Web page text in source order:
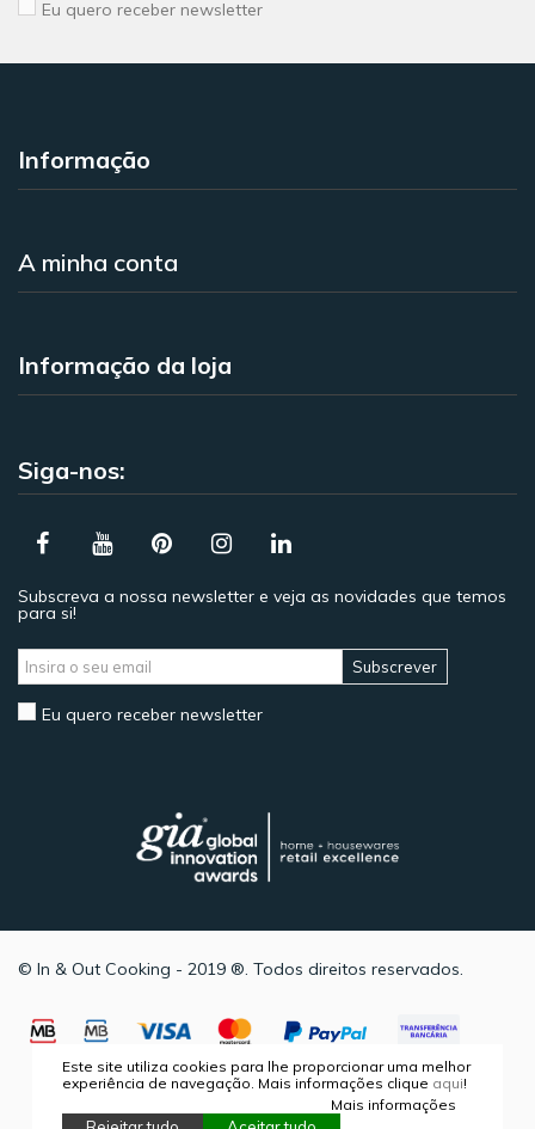
Eu quero receber newsletter
Informação
A minha conta
Informação da loja
Siga-nos:
Subscreva a nossa newsletter e veja as novidades que temos
para si!
Subscrever
Eu quero receber newsletter
© In & Out Cooking - 2019 ®. Todos direitos reservados.
Este site utiliza cookies para lhe proporcionar uma melhor
experiência de navegação. Mais informações clique aqui!
Mais informações